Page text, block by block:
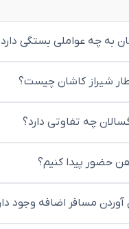
به چه عواملی بستگی
شیراز کاشان چیست؟
چه تفاوتی دارد؟
حضور پیدا کنیم؟
آوردن مسافر اضافه وجود